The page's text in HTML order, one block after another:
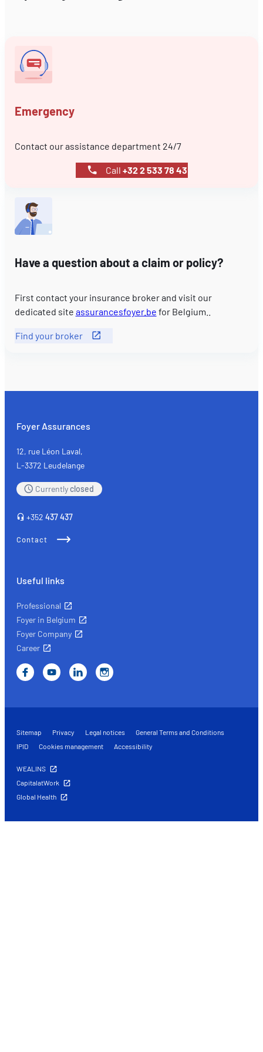
Emergency
Contact our assistance department 24/7
Call +32 2 533 78 43
Have a question about a claim or policy?
First contact your insurance broker and visit our
dedicated site assurancesfoyer.be for Belgium..
Find your broker
Foyer Assurances
12, rue Léon Laval,
L-3372 Leudelange
Currentlyclosed
+352 437 437
Contact
Useful links
Professional
Foyer in Belgium
Foyer Company
Career
Sitemap Privacy Legal notices
General Terms and Conditions
IPID
Cookies management Accessibility
WEALINS
CapitalatWork
Global Health